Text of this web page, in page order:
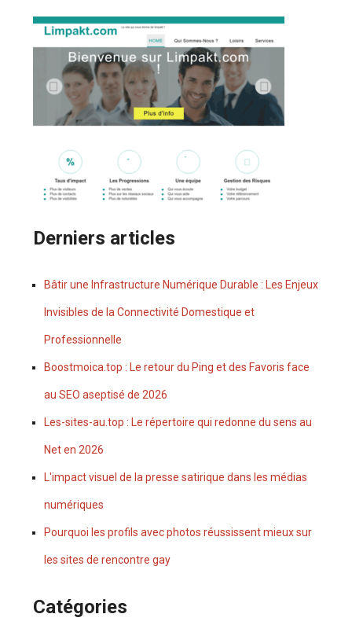
Derniers articles
Bâtir une Infrastructure Numérique Durable : Les Enjeux
Invisibles de la Connectivité Domestique et
Professionnelle
Boostmoica.top : Le retour du Ping et des Favoris face
au SEO aseptisé de 2026
Les-sites-au.top : Le répertoire qui redonne du sens au
Net en 2026
L'impact visuel de la presse satirique dans les médias
numériques
Pourquoi les profils avec photos réussissent mieux sur
les sites de rencontre gay
Catégories